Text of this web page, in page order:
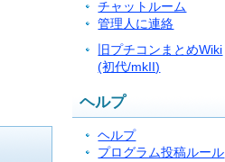
チャットルーム
管理人に連絡
旧プチコンまとめWiki
(初代/mkII)
ヘルプ
ヘルプ
プログラム投稿ルール